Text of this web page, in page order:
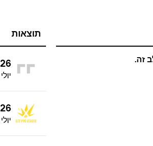
זה.
תוצאות
יולי
יולי